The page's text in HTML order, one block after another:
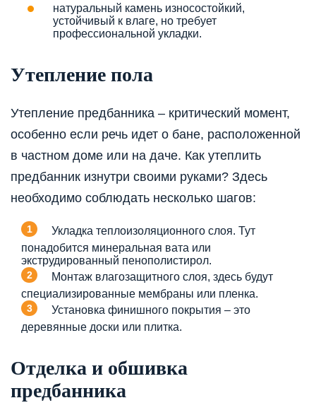
натуральный камень износостойкий,
устойчивый к влаге, но требует
профессиональной укладки.
Утепление пола
Утепление предбанника – критический момент,
особенно если речь идет о бане, расположенной
в частном доме или на даче. Как утеплить
предбанник изнутри своими руками? Здесь
необходимо соблюдать несколько шагов:
Укладка теплоизоляционного слоя. Тут
понадобится минеральная вата или
экструдированный пенополистирол.
Монтаж влагозащитного слоя, здесь будут
специализированные мембраны или пленка.
Установка финишного покрытия – это
деревянные доски или плитка.
Отделка и обшивка
предбанника